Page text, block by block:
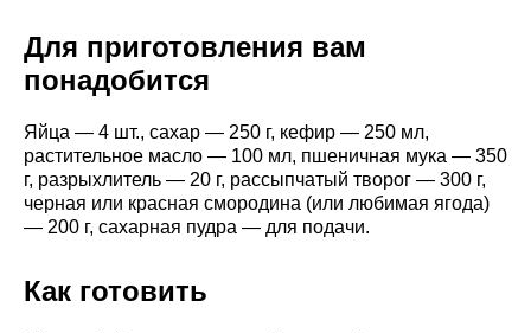
Для приготовления вам
понадобится
Яйца — 4 шт., сахар — 250 г, кефир — 250 мл,
растительное масло — 100 мл, пшеничная мука — 350
г, разрыхлитель — 20 г, рассыпчатый творог — 300 г,
черная или красная смородина (или любимая ягода)
— 200 г, сахарная пудра — для подачи.
Как готовить